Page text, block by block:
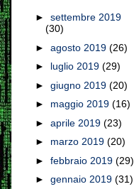
► settembre 2019
(30)
► agosto 2019 (26)
► luglio 2019 (29)
► giugno 2019 (20)
► maggio 2019 (16)
► aprile 2019 (23)
► marzo 2019 (20)
► febbraio 2019 (29)
► gennaio 2019 (31)